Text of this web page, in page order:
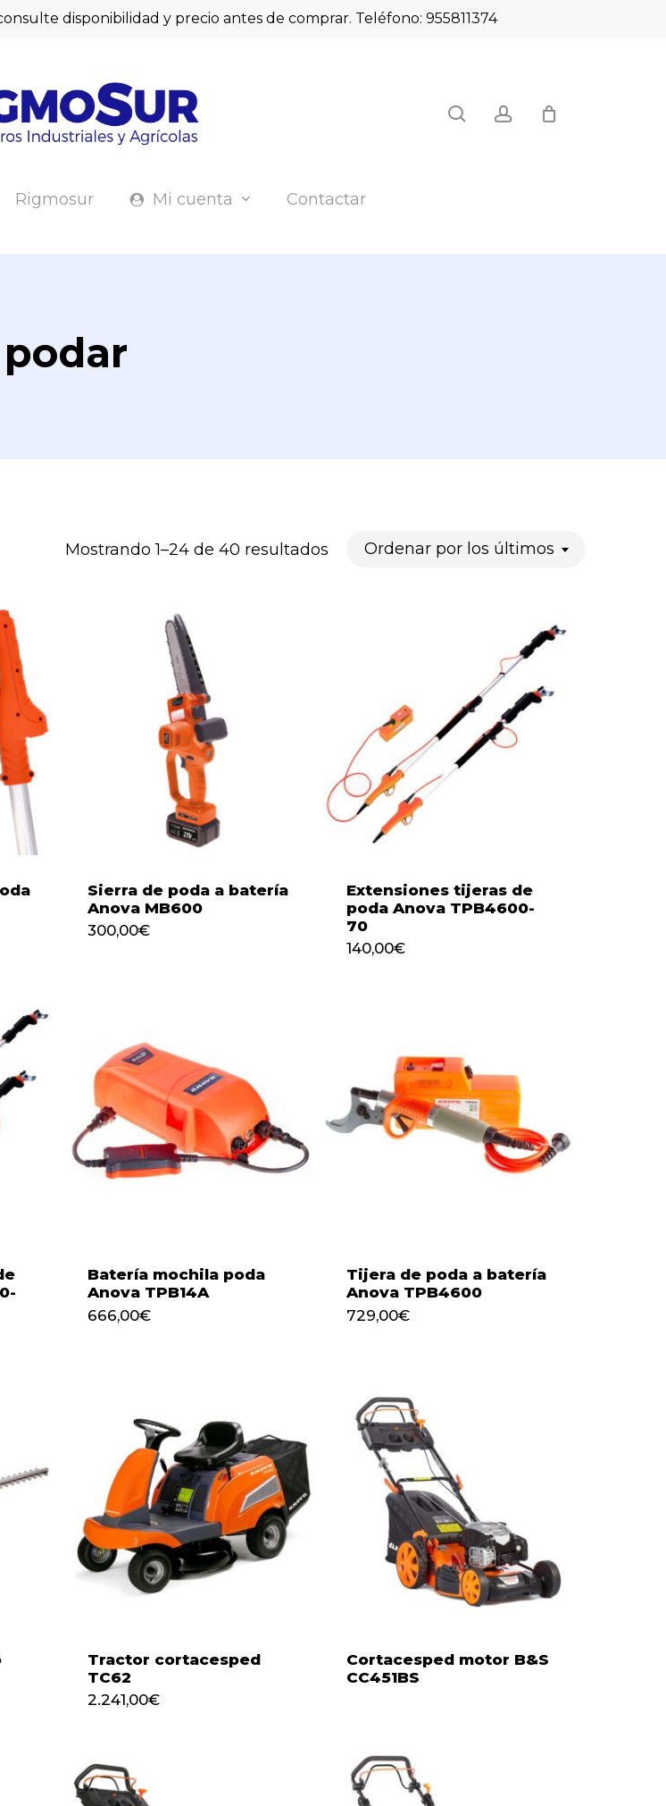
disponibilidad y precio antes de comprar. Teléfono: 955811374
Rigmosur Mi cuenta Contactar
podar
Mostrando 1–24 de 40 resultados Ordenado
Ordenar por los últimos
Sierra de poda a batería
Anova MB600
300,00€
Extensiones tijeras de
poda Anova TPB4600-
70
140,00€
Batería mochila poda
Anova TPB14A
666,00€
Tijera de poda a batería
Anova TPB4600
729,00€
Tractor cortacesped
TC62
2.241,00€
Cortacesped motor B&S
CC451BS